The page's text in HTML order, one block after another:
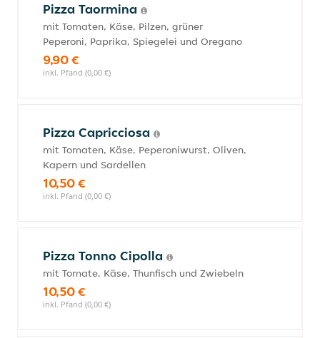
Pizza Taormina
mit Tomaten, Käse, Pilzen, grüner
Peperoni, Paprika, Spiegelei und Oregano
9,90 €
inkl. Pfand (0,00 €)
Pizza Capricciosa
mit Tomaten, Käse, Peperoniwurst, Oliven,
Kapern und Sardellen
10,50 €
inkl. Pfand (0,00 €)
Pizza Tonno Cipolla
mit Tomate, Käse, Thunfisch und Zwiebeln
10,50 €
inkl. Pfand (0,00 €)